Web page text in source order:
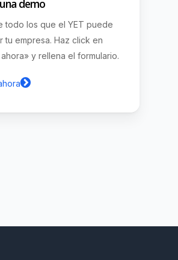
demo
todo los que el YET puede
tu empresa. Haz click en
y rellena el formulario.